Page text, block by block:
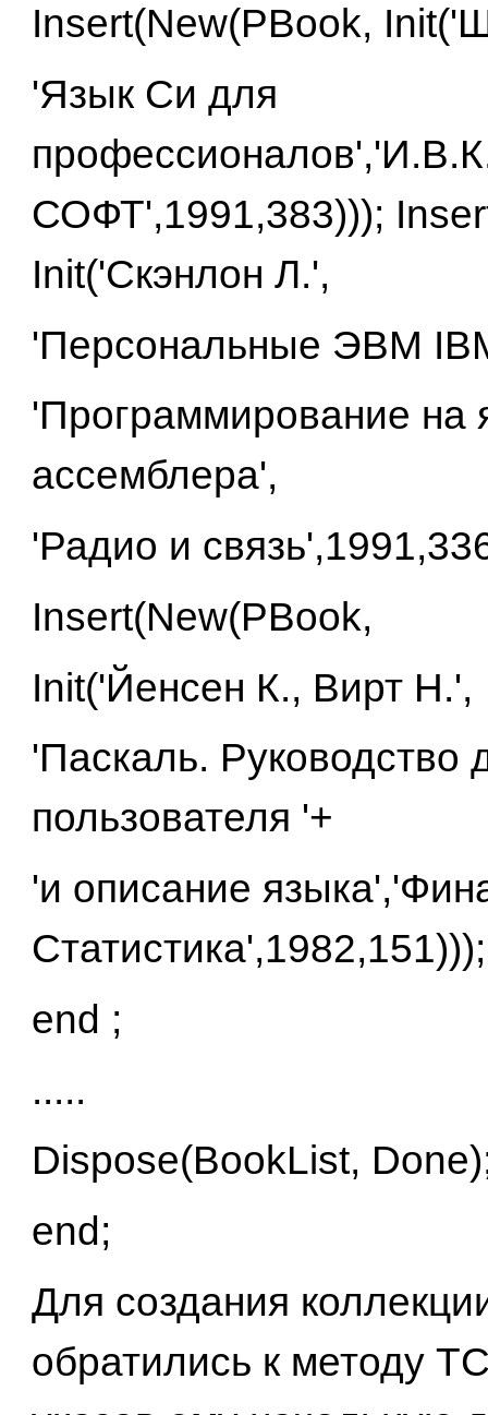
Insert(New(PBook,
'Язык Си для
СОФТ',1991,383)));
Init('Скэнлон Л.',
'Персональные ЭВМ
'Программирование на
ассемблера',
'Радио и
Insert(New(PBook,
Init('Йенсен К., Вирт Н.',
'Паскаль. Руководство
пользователя '+
'и описание
end ;
.....
Dispose(BookList,
end;
Для создания
обратились к методу